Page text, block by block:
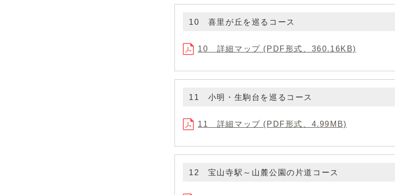
10 喜里が丘を巡るコース
10 詳細マップ (PDF形式、360.16KB)
11 小明・生駒台を巡るコース
11 詳細マップ (PDF形式、4.99MB)
12 宝山寺駅～山麓公園の片道コース